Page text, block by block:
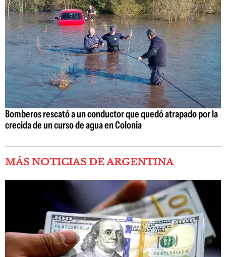
Bomberos rescató a un conductor que quedó atrapado por la
crecida de un curso de agua en Colonia
MÁS NOTICIAS DE ARGENTINA